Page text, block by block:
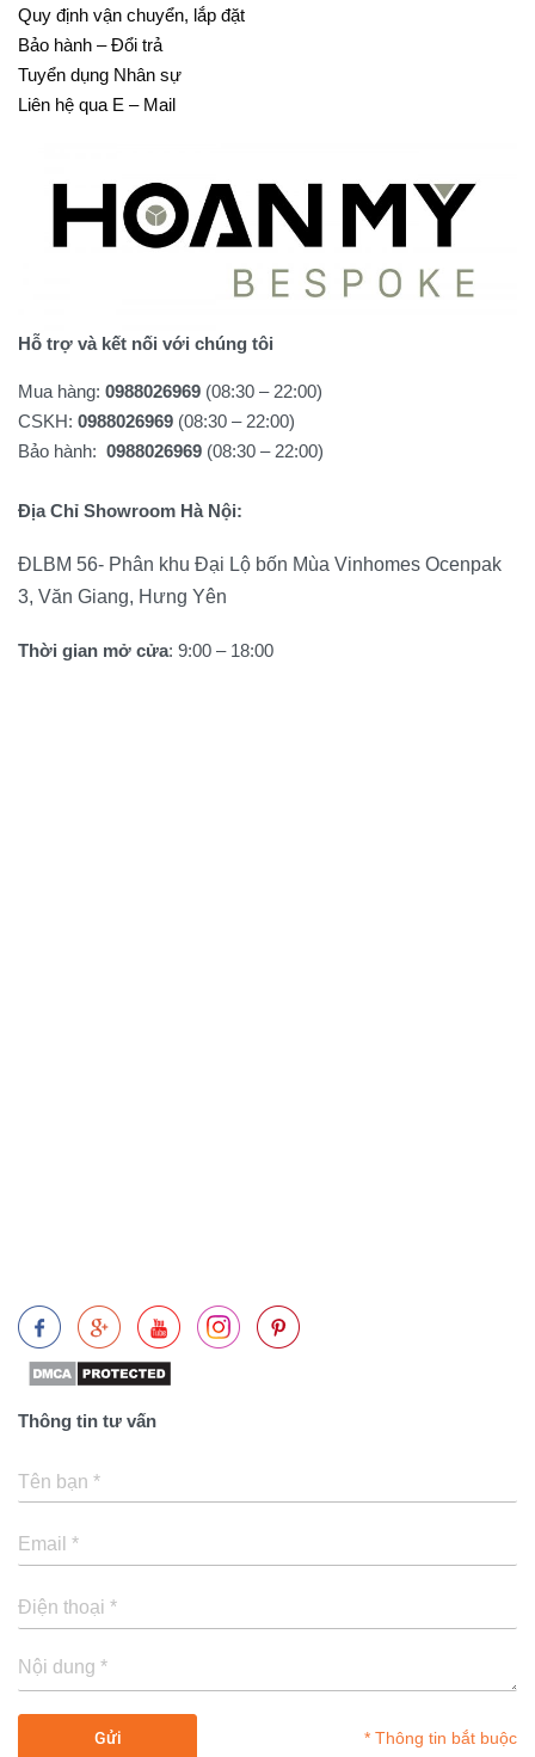
Quy định vận chuyển, lắp đặt
Bảo hành – Đổi trả
Tuyển dụng Nhân sự
Liên hệ qua E – Mail
Hỗ trợ và kết nối với chúng tôi
Mua hàng: 0988026969 (08:30 – 22:00)
CSKH: 0988026969 (08:30 – 22:00)
Bảo hành: 0988026969 (08:30 – 22:00)
Địa Chỉ Showroom Hà Nội:
ĐLBM 56- Phân khu Đại Lộ bốn Mùa Vinhomes Ocenpak
3, Văn Giang, Hưng Yên
Thời gian mở cửa: 9:00 – 18:00
Thông tin tư vấn
* Thông tin bắt buộc